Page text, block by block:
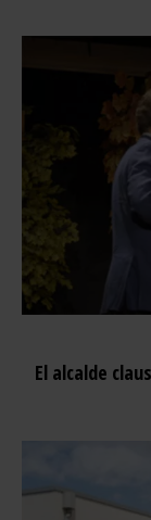
El alcalde